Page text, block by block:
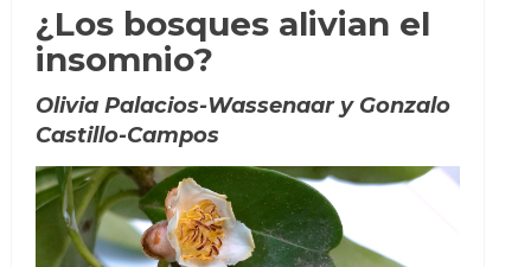
¿Los bosques alivian el
insomnio?
Olivia Palacios-Wassenaar y Gonzalo
Castillo-Campos